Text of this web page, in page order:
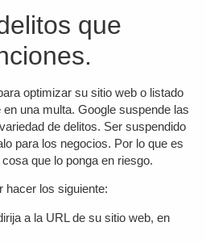
que
optimizar su sitio web o listado
una multa. Google suspende las
de delitos. Ser suspendido
para los negocios. Por lo que es
que lo ponga en riesgo.
hacer los siguiente:
a la URL de su sitio web, en